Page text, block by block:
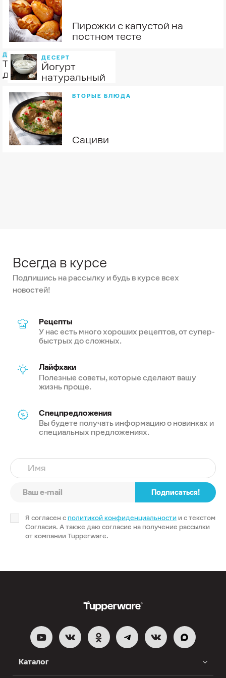
Пирожки с капустой на
поcтном тесте
ДЕСЕРТ
Творожный
десерт
ДЕСЕРТ
Йогурт
натуральный
ВТОРЫЕ БЛЮДА
Сациви
Всегда в курсе
Подпишись на рассылку и будь в курсе всех
новостей!
Рецепты
У нас есть много хороших рецептов, от супер-
быстрых до сложных.
Лайфхаки
Полезные советы, которые сделают вашу
жизнь проще.
Спецпредложения
Вы будете получать информацию о новинках и
специальных предложениях.
Имя
Подписаться!
Я согласен с политикой конфиденциальности и с текстом
Согласия. А также даю согласие на получение рассылки
от компании Tupperware.
Каталог